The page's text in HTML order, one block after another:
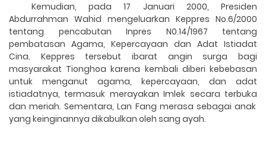
Kemudian, pada 17 Januari 2000, Presiden
Abdurrahman Wahid mengeluarkan Keppres No.6/2000
tentang pencabutan Inpres N0.14/1967 tentang
pembatasan Agama, Kepercayaan dan Adat Istiadat
Cina. Keppres tersebut ibarat
angin surga bagi
masyarakat Tionghoakarena kembali diberikebebasan
untuk menganut agama, kepercayaan, dan adat
istiadatnya, termasuk merayakanImlek secara terbuka
dan meriah. Sementara, Lan Fang merasa sebagai anak
yang keinginannya dikabulkan oleh sang ayah.